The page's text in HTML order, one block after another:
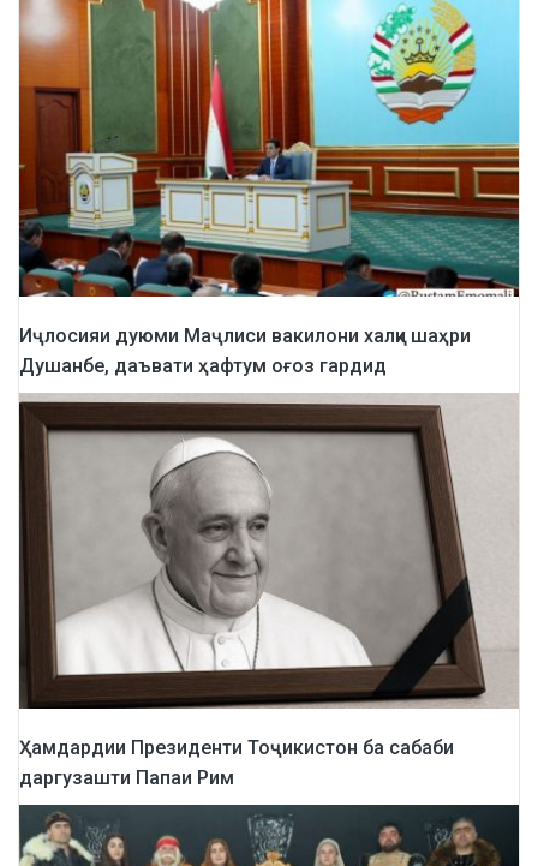
Иҷлосияи дуюми Маҷлиси вакилони халқи шаҳри
Душанбе, даъвати ҳафтум оғоз гардид
Ҳамдардии Президенти Тоҷикистон ба сабаби
даргузашти Папаи Рим